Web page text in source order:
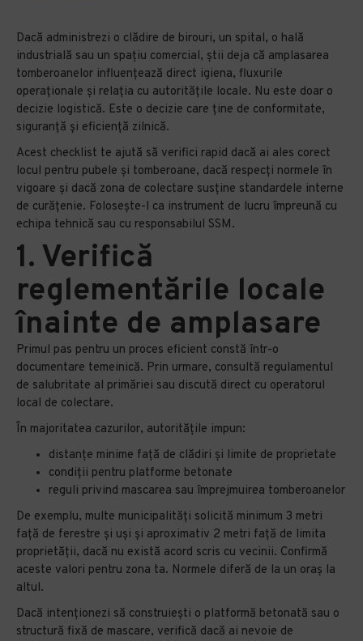
Dacă administrezi o clădire de birouri, un spital, o hală
industrială sau un spațiu comercial, știi deja că amplasarea
tomberoanelor influențează direct igiena, fluxurile
operaționale și relația cu autoritățile locale. Nu este doar o
decizie logistică. Este o decizie care ține de conformitate,
siguranță și eficiență zilnică.
Acest checklist te ajută să verifici rapid dacă ai ales corect
locul pentru pubele și tomberoane, dacă respecți normele în
vigoare și dacă zona de colectare susține standardele interne
de curățenie. Folosește-l ca instrument de lucru împreună cu
echipa tehnică sau cu responsabilul SSM.
1. Verifică
reglementările locale
înainte de amplasare
Primul pas pentru un proces eficient constă într-o
documentare temeinică. Prin urmare, consultă regulamentul
de salubritate al primăriei sau discută direct cu operatorul
local de colectare.
În majoritatea cazurilor, autoritățile impun:
distanțe minime față de clădiri și limite de proprietate
condiții pentru platforme betonate
reguli privind mascarea sau împrejmuirea tomberoanelor
De exemplu, multe municipalități solicită minimum 3 metri
față de ferestre și uși și aproximativ 2 metri față de limita
proprietății, dacă nu există acord scris cu vecinii. Confirmă
aceste valori pentru zona ta. Normele diferă de la un oraș la
altul.
Dacă intenționezi să construiești o platformă betonată sau o
structură fixă de mascare, verifică dacă ai nevoie de